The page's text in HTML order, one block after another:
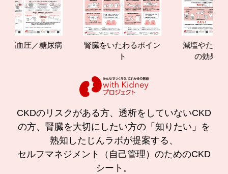
／糖尿病
腎臓をいたわるポイン
減塩やたんぱく質
の効果と重要性
CKDのリスクがある方、透析をしていないCKD
の方、腎臓を大切にしたい方の「知りたい」を
熟知したじんラボが提案する、
セルフマネジメント（自己管理）のためのCKD
シート。